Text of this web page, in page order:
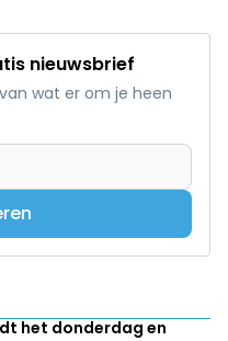
nieuwsbrief
wat er om je heen
het donderdag en